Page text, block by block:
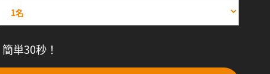
単30秒！